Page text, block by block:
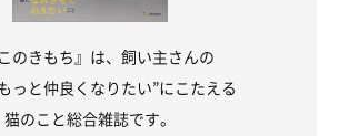
このきもち』は、飼い主さんの
っと仲良くなりたい”にこたえる
猫のこと総合雑誌です。